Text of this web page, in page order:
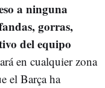
a ninguna
gorras,
del equipo
en cualquier zona
el Barça ha